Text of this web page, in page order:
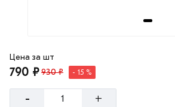
Цена за шт
790 ₽930 ₽ - 15 %
- +